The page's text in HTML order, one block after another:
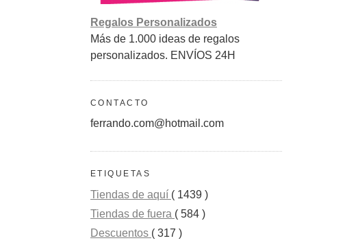
Regalos Personalizados
Más de 1.000 ideas de regalos
personalizados. ENVÍOS 24H
CONTACTO
ferrando.com@hotmail.com
ETIQUETAS
Tiendas de aquí ( 1439 )
Tiendas de fuera ( 584 )
Descuentos ( 317 )